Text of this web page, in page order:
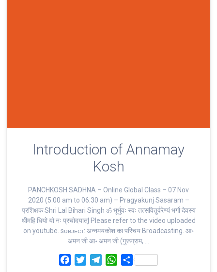
Introduction of Annamay
Kosh
PANCHKOSH SADHNA – Online Global Class – 07 Nov
2020 (5:00 am to 06:30 am) – Pragyakunj Sasaram –
प्रशिक्षक Shri Lal Bihari Singh ॐ भूर्भुवः स्‍वः तत्‍सवितुर्वरेण्‍यं भर्गो देवस्य
धीमहि धियो यो नः प्रचोदयात्‌| Please refer to the video uploaded
on youtube. sᴜʙᴊᴇᴄᴛ: अन्नमयकोश का परिचय Broadcasting. आ॰
अमन जी आ॰ अमन जी (गुरूग्राम, …
W
S